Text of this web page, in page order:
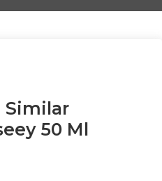
Similar
50 Ml